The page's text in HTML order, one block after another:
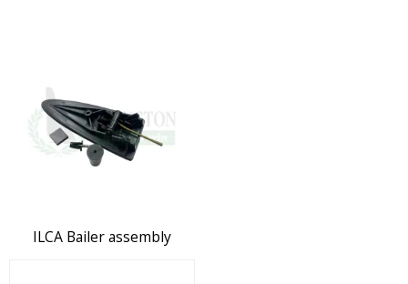
ILCA Bailer assembly